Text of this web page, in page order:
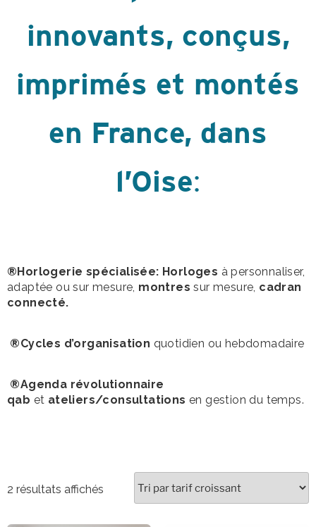
innovants, conçus,
imprimés et montés
en France, dans
l’Oise:
®Horlogerie spécialisée: Horloges à personnaliser,
adaptée ou sur mesure, montressur mesure, cadran
connecté.
®Cycles d’organisation quotidien ou hebdomadaire
®Agenda révolutionnaire
qab et ateliers/consultations en gestion du temps.
2 résultats affichés